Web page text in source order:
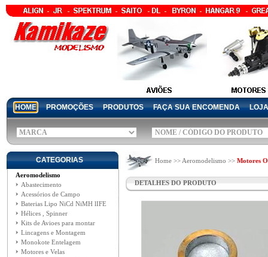
HOME PROMOÇÕES PRODUTOS FAÇA SUA ENCOMENDA LOJA
CATEGORIAS
Aeromodelismo
Abastecimento
Acessórios de Campo
Baterias Lipo NiCd NiMH lIFE
Hélices , Spinner
Kits de Avioes para montar
Lincagens e Montagem
Monokote Entelagem
Motores e Velas
Home >> Aeromodelismo >> Motores
DETALHES DO PRODUTO